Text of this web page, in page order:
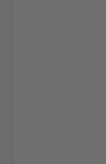
Bildergalerie